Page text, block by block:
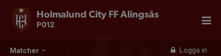
Matcher Logga in
Holmalund City FF Alingsås
P012